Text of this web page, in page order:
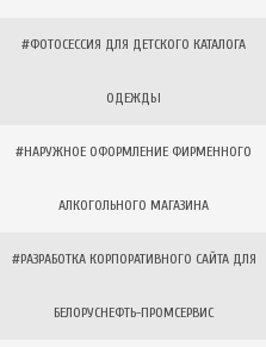
#ФОТОСЕССИЯ ДЛЯ ДЕТСКОГО КАТАЛОГА
ОДЕЖДЫ
#НАРУЖНОЕ ОФОРМЛЕНИЕ ФИРМЕННОГО
АЛКОГОЛЬНОГО МАГАЗИНА
#РАЗРАБОТКА КОРПОРАТИВНОГО САЙТА ДЛЯ
БЕЛОРУСНЕФТЬ-ПРОМСЕРВИС